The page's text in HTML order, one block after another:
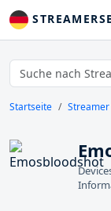
Startseite Streamer